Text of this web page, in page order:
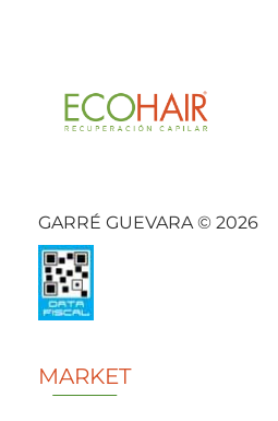
GARRÉ GUEVARA © 2026
MARKET